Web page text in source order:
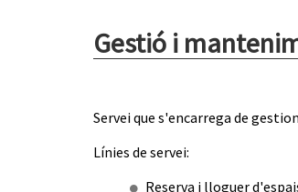
Gestió i
Servei que s'encarrega de
Línies de servei:
Reserva i lloguer